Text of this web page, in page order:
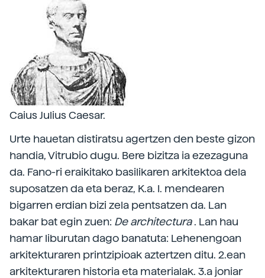
Caius Julius Caesar.
Urte hauetan distiratsu agertzen den beste gizon
handia, Vitrubio dugu. Bere bizitza ia ezezaguna
da. Fano-ri eraikitako basilikaren arkitektoa dela
suposatzen da eta beraz, K.a. I. mendearen
bigarren erdian bizi zela pentsatzen da. Lan
bakar bat egin zuen: De architectura. Lan hau
hamar liburutan dago banatuta: Lehenengoan
arkitekturaren printzipioak aztertzen ditu. 2.ean
arkitekturaren historia eta materialak. 3.a joniar